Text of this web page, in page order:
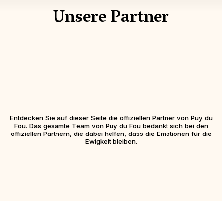
Unsere Partner
Entdecken Sie auf dieser Seite die offiziellen Partner von Puy du
Fou. Das gesamte Team von Puy du Fou bedankt sich bei den
offiziellen Partnern, die dabei helfen, dass die Emotionen für die
Ewigkeit bleiben.